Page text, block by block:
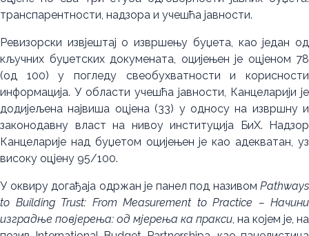
транспарентности, надзора и учешћа јавности.
Ревизорски извјештај о извршењу буџета, као један од
кључних буџетских докумената, оцијењен је оцјеном 78
(од 100) у погледу свеобухватности и корисности
информација. У области учешћа јавности, Канцеларији је
додијељена највиша оцјена (33) у односу на извршну и
законодавну власт на нивоу институција БиХ. Надзор
Канцеларије над буџетом оцијењен је као адекватан, уз
високу оцјену 95/100.
У оквиру догађаја одржан је панел под називом Pathways
to Building Trust: From Measurement to Practice – Начини
изградње повјерења: од мјерења ка пракси, на којем је, на